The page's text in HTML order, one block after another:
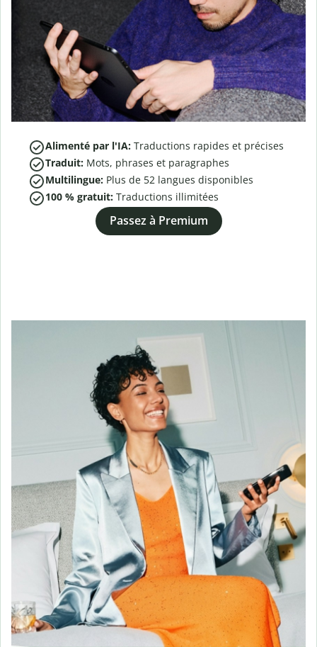
Alimenté par l'IA: Traductions rapides et précises
Traduit: Mots, phrases et paragraphes
Multilingue: Plus de 52 langues disponibles
100 % gratuit: Traductions illimitées
Passez à Premium